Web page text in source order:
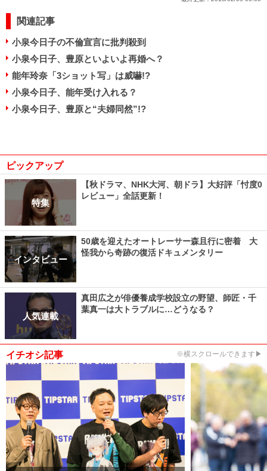
関連記事
小泉今日子の不倫宣言に批判殺到
小泉今日子、豊原といよいよ再婚へ？
能年玲奈「3ショット写」は威嚇!?
小泉今日子、能年受け入れる？
小泉今日子、豊原と“夫婦同然”!?
ピックアップ
特集
【秋ドラマ、NHK大河、朝ドラ】大好評「忖度0
レビュー」全話更新！
インタビュー
50歳を迎えたオートレーサー森且行に密着 大
怪我から奇跡の復活ドキュメンタリー
人気連載
真田広之が俳優養成学校設立の野望、師匠・千
葉真一は大トラブルに…どうなる？
イチオシ記事 ※横スクロールできます▶